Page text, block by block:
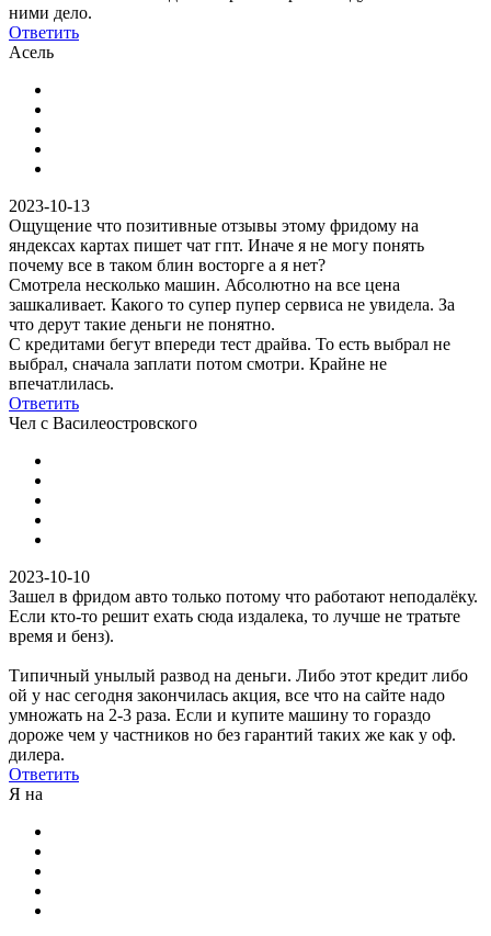
ними дело.
Ответить
Асель
2023-10-13
Ощущение что позитивные отзывы этому фридому на
яндексах картах пишет чат гпт. Иначе я не могу понять
почему все в таком блин восторге а я нет?
Смотрела несколько машин. Абсолютно на все цена
зашкаливает. Какого то супер пупер сервиса не увидела. За
что дерут такие деньги не понятно.
С кредитами бегут впереди тест драйва. То есть выбрал не
выбрал, сначала заплати потом смотри. Крайне не
впечатлилась.
Ответить
Чел с Василеостровского
2023-10-10
Зашел в фридом авто только потому что работают неподалёку.
Если кто-то решит ехать сюда издалека, то лучше не тратьте
время и бенз).
Типичный унылый развод на деньги. Либо этот кредит либо
ой у нас сегодня закончилась акция, все что на сайте надо
умножать на 2-3 раза. Если и купите машину то гораздо
дороже чем у частников но без гарантий таких же как у оф.
дилера.
Ответить
Я на